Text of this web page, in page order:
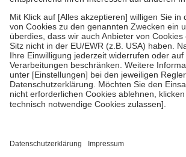
stärken und die besondere Stellung der Familie
fallenkeine Zuzahlungenan bei:
• Kindern und Jugendlichen bis zum
mit Ausnahme der Fahrkosten
• Untersuchungen zur Vorsorge und
GKV getragen werden
• empfohlenen Schutzimpfungen
• Harn- und Blutteststreifen
getroffen, um sicherzustellen, dass es sich um